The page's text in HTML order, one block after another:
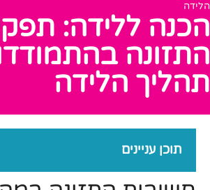
הלידה
הכנה ללידה:
התזונה
תהליך הלידה
תוכן עניינים